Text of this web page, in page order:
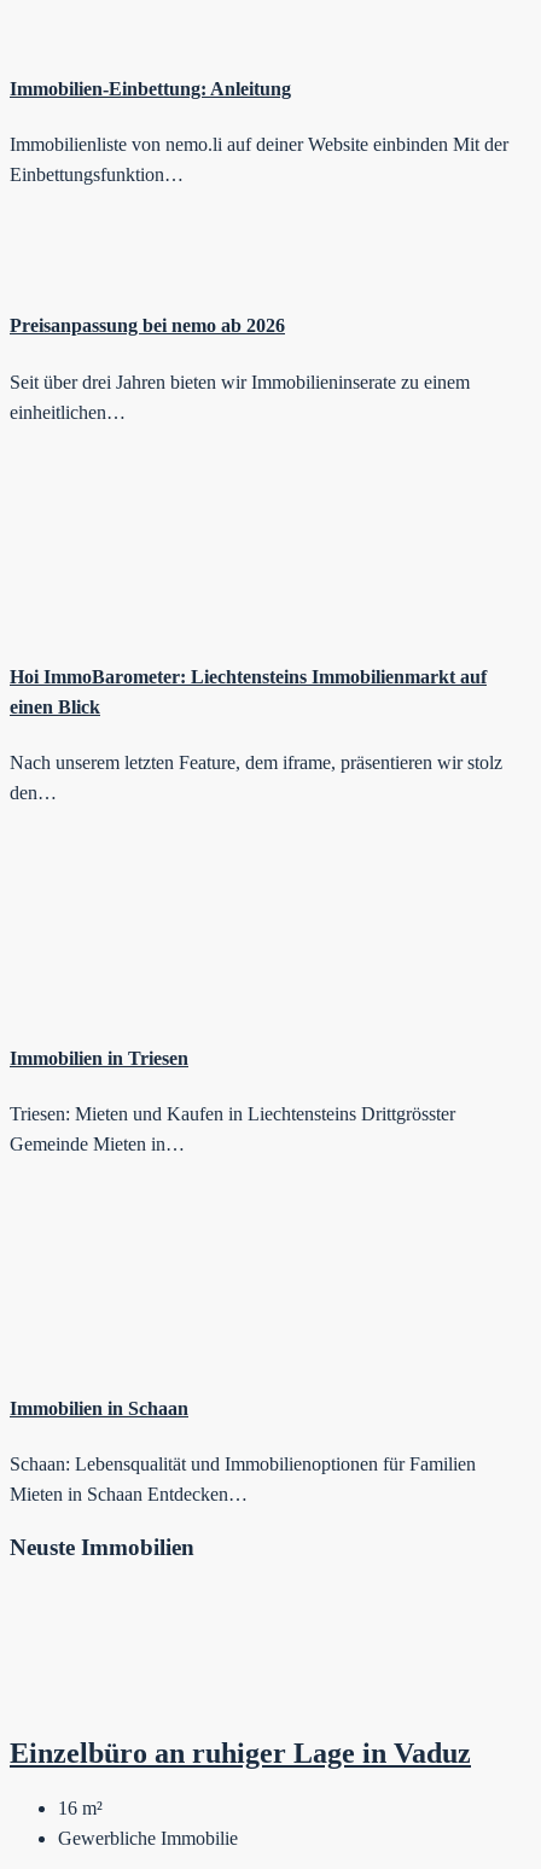
Immobilien-Einbettung: Anleitung
Immobilienliste von nemo.li auf deiner Website einbinden Mit der
Einbettungsfunktion…
Preisanpassung bei nemo ab 2026
Seit über drei Jahren bieten wir Immobilieninserate zu einem
einheitlichen…
Hoi ImmoBarometer: Liechtensteins Immobilienmarkt auf
einen Blick
Nach unserem letzten Feature, dem iframe, präsentieren wir stolz
den…
Immobilien in Triesen
Triesen: Mieten und Kaufen in Liechtensteins Drittgrösster
Gemeinde Mieten in…
Immobilien in Schaan
Schaan: Lebensqualität und Immobilienoptionen für Familien
Mieten in Schaan Entdecken…
Neuste Immobilien
Einzelbüro an ruhiger Lage in Vaduz
16 m²
Gewerbliche Immobilie